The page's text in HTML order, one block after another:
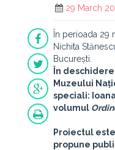
29 March
În perioada 29
Nichita
București.
În
Muzeului
speciali:
volumul
Proiectul
propune